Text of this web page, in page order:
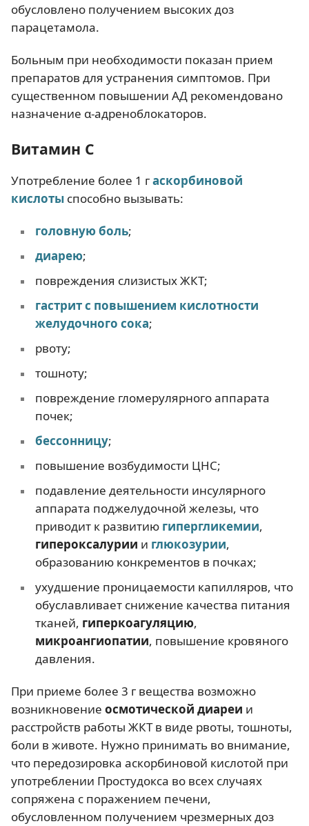
обусловлено получением высоких доз
парацетамола.
Больным при необходимости показан прием
препаратов для устранения симптомов. При
существенном повышении АД рекомендовано
назначение α-адреноблокаторов.
Витамин С
Употребление более 1 гаскорбиновой
кислоты способно вызывать:
головную боль;
диарею;
повреждения слизистых ЖКТ;
гастрит с повышением кислотности
желудочного сока;
рвоту;
тошноту;
повреждение гломерулярного аппарата
почек;
бессонницу;
повышение возбудимости ЦНС;
подавление деятельности инсулярного
аппарата поджелудочной железы, что
приводит к развитию гипергликемии,
гипероксалурии и глюкозурии,
образованию конкрементов в почках;
ухудшение проницаемости капилляров, что
обуславливает снижение качества питания
тканей, гиперкоагуляцию,
микроангиопатии, повышение кровяного
давления.
При приеме более 3 г вещества возможно
возникновение осмотической диареи и
расстройств работы ЖКТ в виде рвоты, тошноты,
боли в животе. Нужно принимать во внимание,
что передозировка аскорбиновой кислотой при
употреблении Простудокса во всех случаях
сопряжена с поражением печени,
обусловленном получением чрезмерных доз